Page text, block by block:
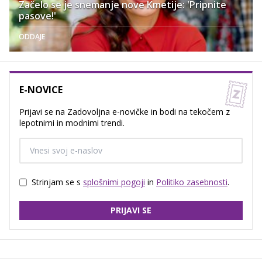
Začelo se je snemanje nove Kmetije: 'Pripnite
pasove!'
ODDAJE
E-NOVICE
Prijavi se na Zadovoljna e-novičke in bodi na tekočem z
lepotnimi in modnimi trendi.
Strinjam se s splošnimi pogoji in Politiko zasebnosti.
PRIJAVI SE